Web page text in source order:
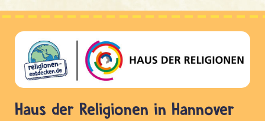
Haus der Religionen in Hannover